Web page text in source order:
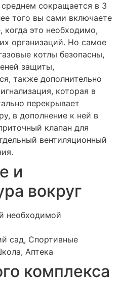
сокращается в 3
того вы сами включаете
когда это необходимо,
организаций. Но самое
котлы безопасны,
защиты,
также дополнительно
которая в
перекрывает
в дополнение к ней в
клапан для
вентиляционный
и
вокруг
необходимой
сад, Спортивные
Аптека
комплекса